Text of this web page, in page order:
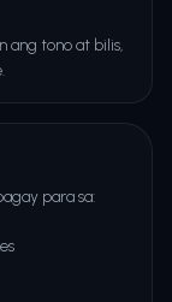
ang tono at bilis,
para sa: